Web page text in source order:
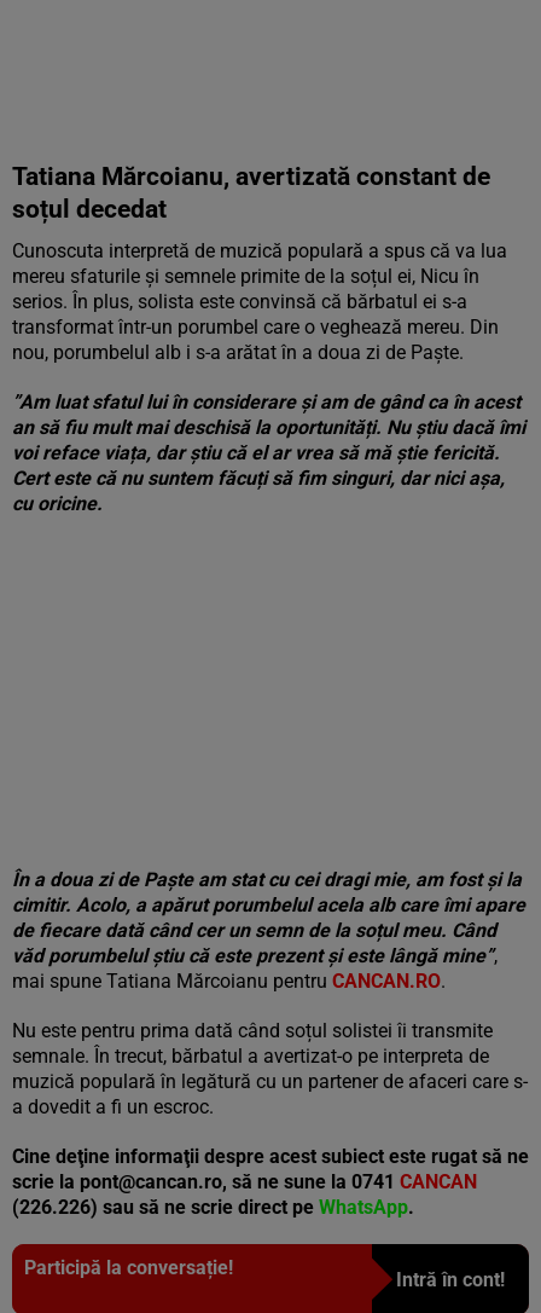
Tatiana Mărcoianu, avertizată constant de
soțul decedat
Cunoscuta interpretă de muzică populară a spus că va lua
mereu sfaturile și semnele primite de la soțul ei, Nicu în
serios. În plus, solista este convinsă că bărbatul ei s-a
transformat într-un porumbel care o veghează mereu. Din
nou, porumbelul alb i s-a arătat în a doua zi de Paște.
”Am luat sfatul lui în considerare și am de gând ca în acest
an să fiu mult mai deschisă la oportunități. Nu știu dacă îmi
voi reface viața, dar știu că el ar vrea să mă știe fericită.
Cert este că nu suntem făcuți să fim singuri, dar nici așa,
cu oricine.
În a doua zi de Paște am stat cu cei dragi mie, am fost și la
cimitir. Acolo, a apărut porumbelul acela alb care îmi apare
de fiecare dată când cer un semn de la soțul meu. Când
văd porumbelul știu că este prezent și este lângă mine”,
mai spune Tatiana Mărcoianu pentru CANCAN.RO.
Nu este pentru prima dată când soțul solistei îi transmite
semnale. În trecut, bărbatul a avertizat-o pe interpreta de
muzică populară în legătură cu un partener de afaceri care s-
a dovedit a fi un escroc.
Cine deţine informaţii despre acest subiect este rugat să ne
scrie la pont@cancan.ro, să ne sune la 0741 CANCAN
(226.226) sau să ne scrie direct pe WhatsApp.
Participă la conversație!
Intră în cont!